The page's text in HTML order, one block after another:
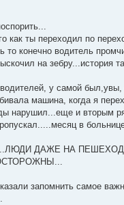
как ты переходил по
то конечно водитель
на зебру...история
у самой был,увы,
машина, когда я
нарушил...еще и вторым
в
...ЛЮДИ ДАЖЕ НА
запомнить самое